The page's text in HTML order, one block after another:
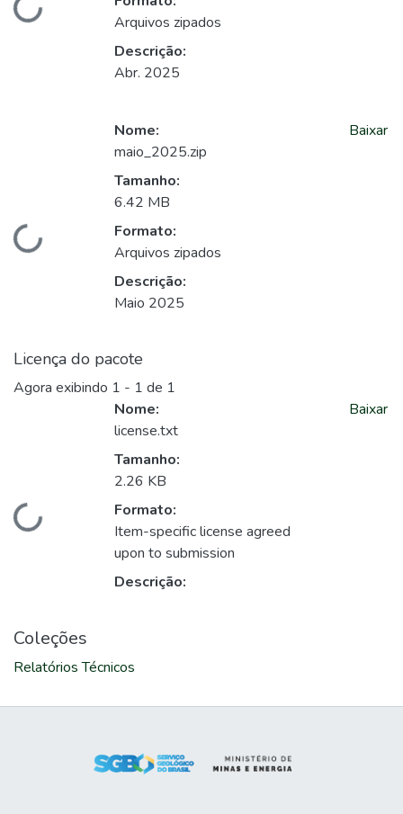
Carregando...
Arquivos zipados
Descrição:
Abr. 2025
Carregando...
Nome:
maio_2025.zip
Tamanho:
6.42 MB
Formato:
Arquivos zipados
Descrição:
Maio 2025
Baixar
Licença do pacote
Agora exibindo 1 - 1 de 1
Carregando...
Nome:
license.txt
Tamanho:
2.26 KB
Formato:
Item-specific license agreed
upon to submission
Descrição:
Baixar
Coleções
Relatórios Técnicos